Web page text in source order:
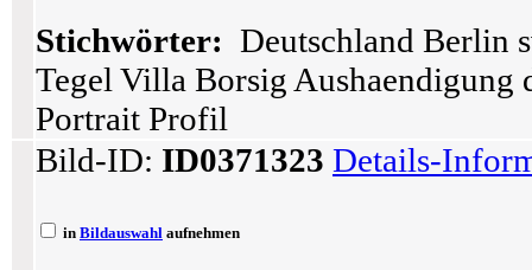
Stichwörter: Deutschland Berlin
Tegel Villa Borsig Aushaendigung
Portrait Profil
Bild-ID: ID0371323 Details-
in Bildauswahl aufnehmen